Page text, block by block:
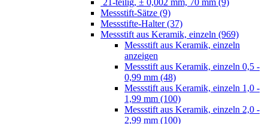
Messstift-Sätze (9)
Messstifte-Halter (37)
Messstift aus Keramik, einzeln (969)
Messstift aus Keramik, einzeln
anzeigen
Messstift aus Keramik, einzeln 0,5 -
0,99 mm (48)
Messstift aus Keramik, einzeln 1,0 -
1,99 mm (100)
Messstift aus Keramik, einzeln 2,0 -
2,99 mm (100)